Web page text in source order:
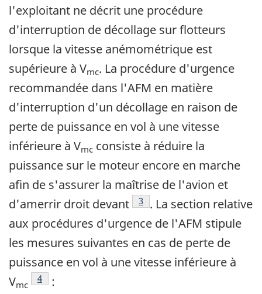
l'exploitant ne décrit une procédure
d'interruption de décollage sur flotteurs
lorsque la vitesse anémométrique est
supérieure à Vmc. La procédure d'urgence
recommandée dans l'AFM en matière
d'interruption d'un décollage en raison de
perte de puissance en vol à une vitesse
inférieure à Vmc consiste à réduire la
puissance sur le moteur encore en marche
afin de s'assurer la maîtrise de l'avion et
d'amerrir droit devant
Note de bas de page
3 . La section relative
aux procédures d'urgence de l'AFM stipule
les mesures suivantes en cas de perte de
puissance en vol à une vitesse inférieure à
Vmc
Note de bas de page
4
: